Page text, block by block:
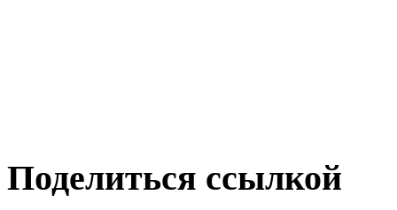
Поделиться ссылкой